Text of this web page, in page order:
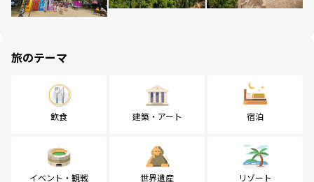
旅のテーマ
飲食 建築・アート 宿泊
イベント・観戦 世界遺産 リゾート